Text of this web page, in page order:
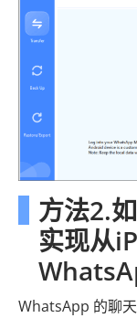
方法2.
实现从
WhatsApp 的聊